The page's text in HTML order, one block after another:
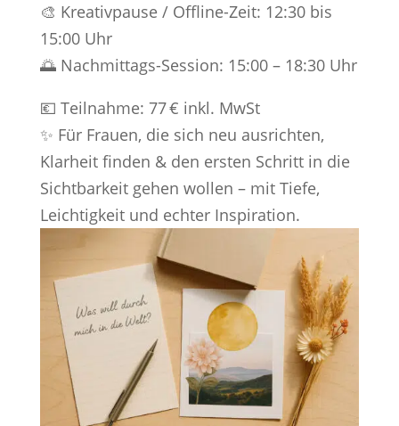
🎨 Kreativpause / Offline-Zeit: 12:30 bis
15:00 Uhr
🌅 Nachmittags-Session: 15:00 – 18:30 Uhr
💶 Teilnahme: 77 € inkl. MwSt
✨ Für Frauen, die sich neu ausrichten,
Klarheit finden & den ersten Schritt in die
Sichtbarkeit gehen wollen – mit Tiefe,
Leichtigkeit und echter Inspiration.